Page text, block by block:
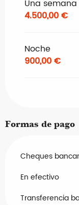
Una
4.500,00 €
Noche
900,00 €
Formas de pago
Cheques
En efectivo
Transferencia